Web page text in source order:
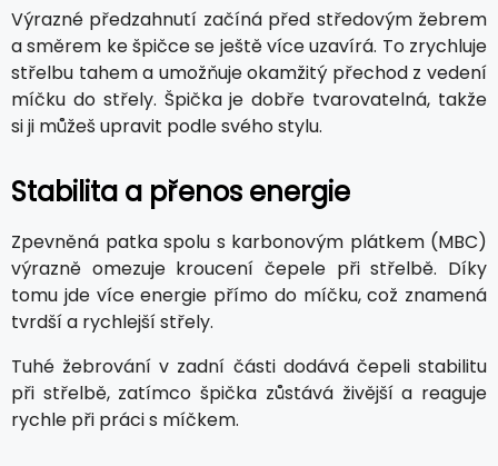
Výrazné předzahnutí začíná před středovým žebrem
a směrem ke špičce se ještě více uzavírá. To zrychluje
střelbu tahem a umožňuje okamžitý přechod z vedení
míčku do střely. Špička je dobře tvarovatelná, takže
si ji můžeš upravit podle svého stylu.
Stabilita a přenos energie
Zpevněná patka spolu s karbonovým plátkem (MBC)
výrazně omezuje kroucení čepele při střelbě. Díky
tomu jde více energie přímo do míčku, což znamená
tvrdší a rychlejší střely.
Tuhé žebrování v zadní části dodává čepeli stabilitu
při střelbě, zatímco špička zůstává živější a reaguje
rychle při práci s míčkem.